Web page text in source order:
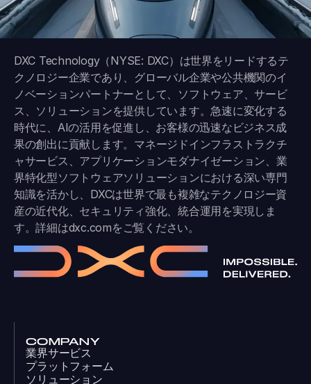
DXC Technology（NYSE: DXC）は世界をリードするテ
クノロジー企業であり、グローバル企業や公共機関のイ
ノベーションパートナーとして、ソフトウェア、サービ
ス、ソリューションを提供しています。急速に変化する
時代に、AIの活用を促進し、お客様の迅速なビジネス成
果の創出に貢献します。マネージドインフラストラクチ
ャサービス、アプリケーションモダナイゼーション、業
界特化型ソフトウェアソリューションにおける深い専門
知識を活かし、DXCは世界で最も複雑なテクノロジー資
産の近代化、セキュリティ強化、統合運用を実現しま
す。詳細はdxc.comをご覧ください。
COMPANY
業界サービス
プラットフォーム
ソリューション